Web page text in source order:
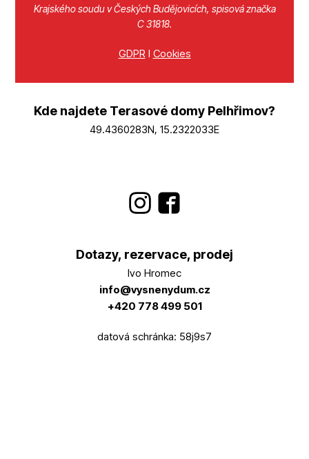
Krajského soudu v Českých Budějovicích, spisová značka
C 31818.
GDPRI Cookies
Kde najdete Terasové domy Pelhřimov?
49.4360283N, 15.2322033E
Dotazy, rezervace, prodej
Ivo Hromec
info@vysnenydum.cz
+420 778 499 501
datová schránka: 58j9s7